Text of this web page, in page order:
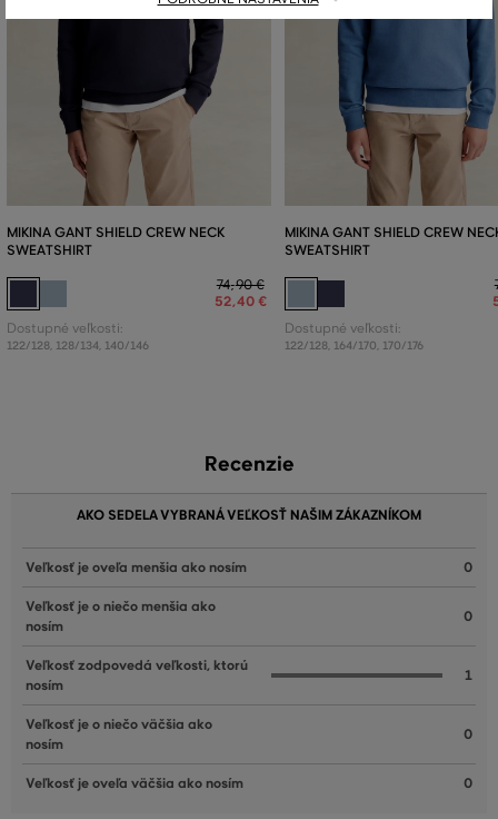
MIKINA GANT SHIELD CREW NECK
SWEATSHIRT
74,90 €
52,40 €
Dostupné veľkosti:
122/128, 128/134, 140/146
MIKINA GANT SHIELD CREW
SWEATSHIRT
Dostupné veľkosti:
122/128, 164/170, 170/176
Recenzie
AKO SEDELA VYBRANÁ VEĽKOSŤ NAŠIM ZÁKAZNÍKOM
Veľkosť je oveľa menšia ako nosím 0
Veľkosť je o niečo menšia ako
nosím
0
Veľkosť zodpovedá veľkosti, ktorú
nosím
1
Veľkosť je o niečo väčšia ako
nosím
0
Veľkosť je oveľa väčšia ako nosím 0